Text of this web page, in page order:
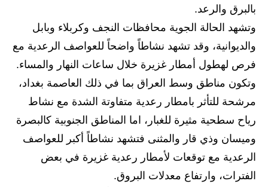
المرحلة المتوسطة
المرحلة الاعدادية
اسئلة وزارية
المرحلة الابتدائية
المرحلة المتوسطة
المرحلة الاعدادية
بالبرق والرعد.
وتشهد الحالة الجوية محافظات النجف وكربلاء وبابل
والديوانية، وقد تشهد نشاطاً واضحاً للعواصف الرعدية مع
فرص لهطول أمطار غزيرة خلال ساعات النهار والمساء.
وتكون مناطق وسط العراق بما في ذلك العاصمة بغداد،
مرشحة للتأثر بامطار رعدية متفاوتة الشدة مع نشاط
رياح سطحية مثيرة للغبار، اما المناطق الجنوبية كالبصرة
وميسان وذي قار والمثنى فتشهد نشاطاً أكبر للعواصف
الرعدية مع توقعات لأمطار رعدية غزيرة في بعض
الفترات، وارتفاع معدلات البروق.